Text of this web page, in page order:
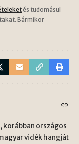
és tudomásul
Bármikor
korábban országos
vidék hangját